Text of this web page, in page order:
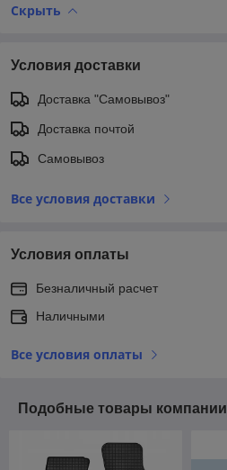
Скрыть
Условия доставки
Доставка "Самовывоз"
Доставка почтой
Самовывоз
Все условия доставки
Условия оплаты
Безналичный расчет
Наличными
Все условия оплаты
Подобные товары компании